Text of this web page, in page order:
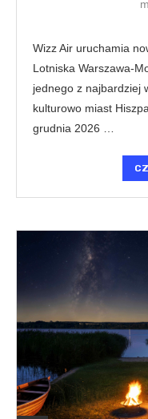
Wizz Air uruchamia
Lotniska Warszawa-
jednego z najbardziej
kulturowo miast
grudnia 2026 …